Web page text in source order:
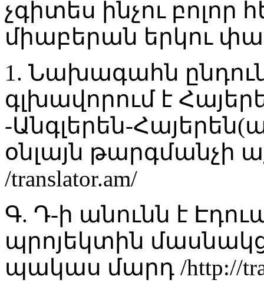
չգիտես ինչու
միաբերան երկու
1. Նախագահն
գլխավորում է
-Անգլերեն-
օնլայն թարգմանչի
/translator.am/
Գ. Դ-ի անունն է
պրոյեկտին
պակաս մարդ /http://